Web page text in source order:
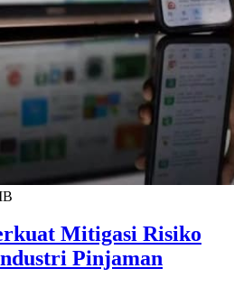
Mitigasi Risiko
Pinjaman